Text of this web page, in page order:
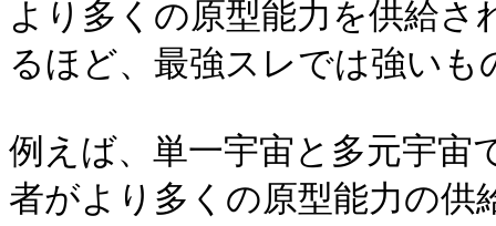
より多くの原型能力を供給
るほど、最強スレでは強いも
例えば、単一宇宙と多元宇宙
者がより多くの原型能力の